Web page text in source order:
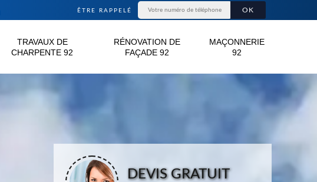
ÊTRE RAPPELÉ
TRAVAUX DE
CHARPENTE 92
RÉNOVATION DE
FAÇADE 92
MAÇONNERIE
92
DEVIS GRATUIT